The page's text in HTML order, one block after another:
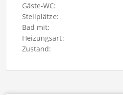
Gäste-WC:
Stellplätze:
Bad mit:
Heizungsart:
Zustand: